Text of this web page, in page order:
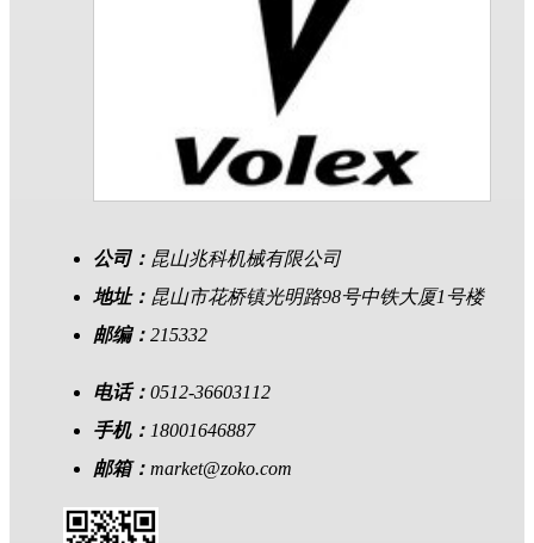
公司： 昆山兆科机械有限公司
地址： 昆山市花桥镇光明路98号中铁大厦1号楼
邮编： 215332
电话： 0512-36603112
手机： 18001646887
邮箱： market@zoko.com